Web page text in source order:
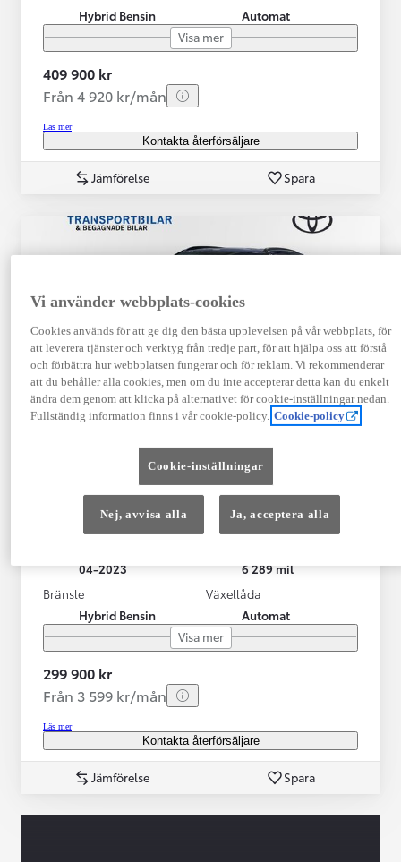
Hybrid Bensin
Automat
Visa mer
409 900 kr
Från 4 920 kr/mån
Läs mer
Kontakta återförsäljare
Jämförelse Spara
Toyota Yaris Cross
Toyota Yaris Cross 1,5 Hybrid Adventure Drag V-Hjul
KRYLBO
04-2023
6 289 mil
Bränsle
Hybrid Bensin
Växellåda
Automat
Visa mer
299 900 kr
Från 3 599 kr/mån
Läs mer
Kontakta återförsäljare
Jämförelse Spara
Vi använder webbplats-cookies
Cookies används för att ge dig den bästa upplevelsen på vår webbplats, för
att leverera tjänster och verktyg från tredje part, för att hjälpa oss att förstå
och förbättra hur webbplatsen fungerar och för reklam. Vi rekommenderar
att du behåller alla cookies, men om du inte accepterar detta kan du enkelt
ändra dem genom att klicka på alternativet för cookie-inställningar nedan.
Fullständig information finns i vår cookie-policy. Cookie-policy
Cookie-inställningar
Nej, avvisa alla Ja, acceptera alla